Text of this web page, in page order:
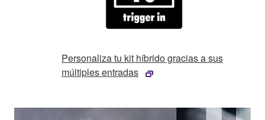
Personaliza tu kit híbrido gracias a sus
múltiples entradas